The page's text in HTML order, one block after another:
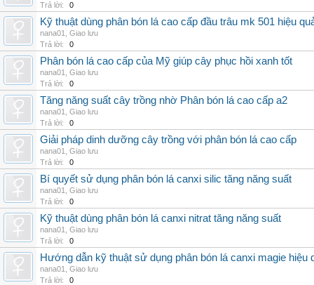
Trả lời:
0
Kỹ thuật dùng phân bón lá cao cấp đầu trâu mk 501 hiệu
nana01
Giao lưu
Trả lời:
0
Phân bón lá cao cấp của Mỹ giúp cây phục hồi xanh tốt
nana01
Giao lưu
Trả lời:
0
Tăng năng suất cây trồng nhờ Phân bón lá cao cấp a2
nana01
Giao lưu
Trả lời:
0
Giải pháp dinh dưỡng cây trồng với phân bón lá cao cấp
nana01
Giao lưu
Trả lời:
0
Bí quyết sử dụng phân bón lá canxi silic tăng năng suất
nana01
Giao lưu
Trả lời:
0
Kỹ thuật dùng phân bón lá canxi nitrat tăng năng suất
nana01
Giao lưu
Trả lời:
0
Hướng dẫn kỹ thuật sử dụng phân bón lá canxi magie hiệu
nana01
Giao lưu
Trả lời:
0